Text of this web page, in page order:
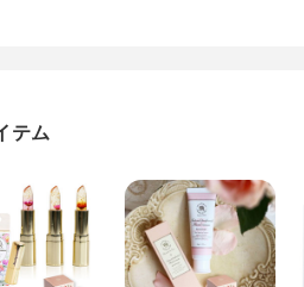
テム